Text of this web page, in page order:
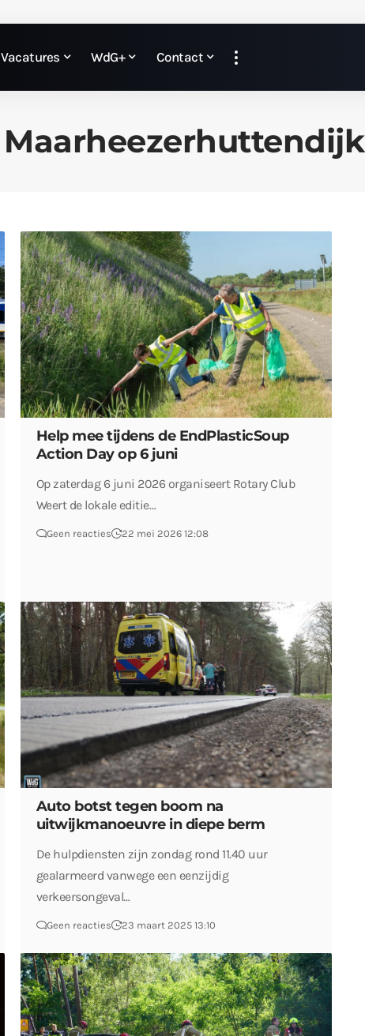
Vacatures WdG+ Contact
Maarheezerhuttendijk
Help mee tijdens de EndPlasticSoup
Action Day op 6 juni
Op zaterdag 6 juni 2026 organiseert Rotary Club
Weert de lokale editie…
Geen reacties 22 mei 2026 12:08
Auto botst tegen boom na
uitwijkmanoeuvre in diepe berm
De hulpdiensten zijn zondag rond 11.40 uur
gealarmeerd vanwege een eenzijdig
verkeersongeval…
Geen reacties 23 maart 2025 13:10